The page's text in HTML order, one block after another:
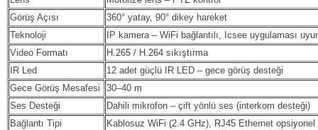
Görüş Açısı
360° yatay, 90° dikey hareket
Teknoloji
IP kamera – WiFi bağlantılı, Icsee uygulaması
Video Formatı
H.265 / H.264 sıkıştırma
IR Led
12 adet güçlü IR LED – gece görüş desteği
Gece Görüş Mesafesi
30–40 m
Ses Desteği
Dahili mikrofon – çift yönlü ses (interkom desteği)
Bağlantı Tipi
Kablosuz WiFi (2.4 GHz), RJ45 Ethernet opsiyonel